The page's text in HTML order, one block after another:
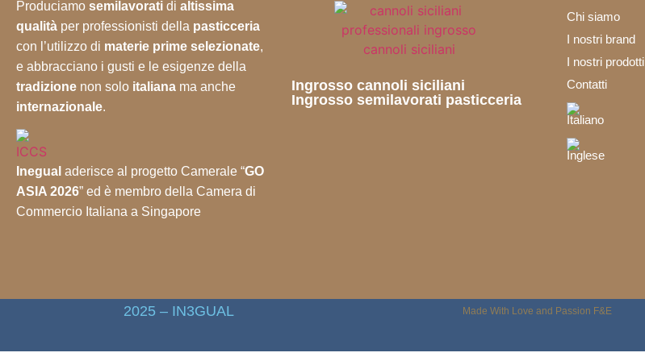
Produciamo semilavorati di altissima
qualità per professionisti della pasticceria
con l’utilizzo di materie prime selezionate,
e abbracciano i gusti e le esigenze della
tradizione non solo italiana ma anche
internazionale.
Inegual aderisce al progetto Camerale “GO
ASIA 2026” ed è membro della Camera di
Commercio Italiana a Singapore
Ingrosso cannoli siciliani
Ingrosso semilavorati pasticceria
Chi siamo
I nostri brand
I nostri prodotti
Contatti
2025 – IN3GUAL Made With Love and Passion F&E